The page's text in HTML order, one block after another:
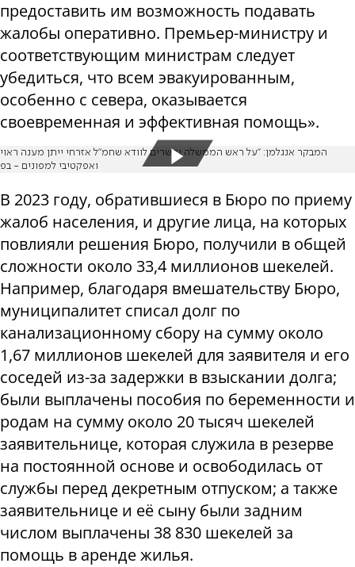
предоставить им возможность подавать
жалобы оперативно. Премьер-министру и
соответствующим министрам следует
убедиться, что всем эвакуированным,
особенно с севера, оказывается
своевременная и эффективная помощь».
המבקר אנגלמן: "על ראש הממשלה והשרים לוודא שחמ"ל אזרחי ייתן מענה ראוי
ואפקטיבי למפונים - בפ
В 2023 году, обратившиеся в Бюро по приему
жалоб населения, и другие лица, на которых
повлияли решения Бюро, получили в общей
сложности около 33,4 миллионов шекелей.
Например, благодаря вмешательству Бюро,
муниципалитет списал долг по
канализационному сбору на сумму около
1,67 миллионов шекелей для заявителя и его
соседей из-за задержки в взыскании долга;
были выплачены пособия по беременности и
родам на сумму около 20 тысяч шекелей
заявительнице, которая служила в резерве
на постоянной основе и освободилась от
службы перед декретным отпуском; а также
заявительнице и её сыну были задним
числом выплачены 38 830 шекелей за
помощь в аренде жилья.